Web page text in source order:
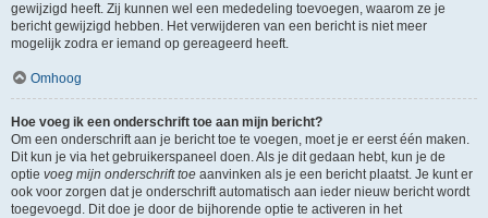
gewijzigd heeft. Zij kunnen wel een mededeling toevoegen, waarom ze je
bericht gewijzigd hebben. Het verwijderen van een bericht is niet meer
mogelijk zodra er iemand op gereageerd heeft.
Omhoog
Hoe voeg ik een onderschrift toe aan mijn bericht?
Om een onderschrift aan je bericht toe te voegen, moet je er eerst één maken.
Dit kun je via het gebruikerspaneel doen. Als je dit gedaan hebt, kun je de
optie voeg mijn onderschrift toe aanvinken als je een bericht plaatst. Je kunt er
ook voor zorgen dat je onderschrift automatisch aan ieder nieuw bericht wordt
toegevoegd. Dit doe je door de bijhorende optie te activeren in het